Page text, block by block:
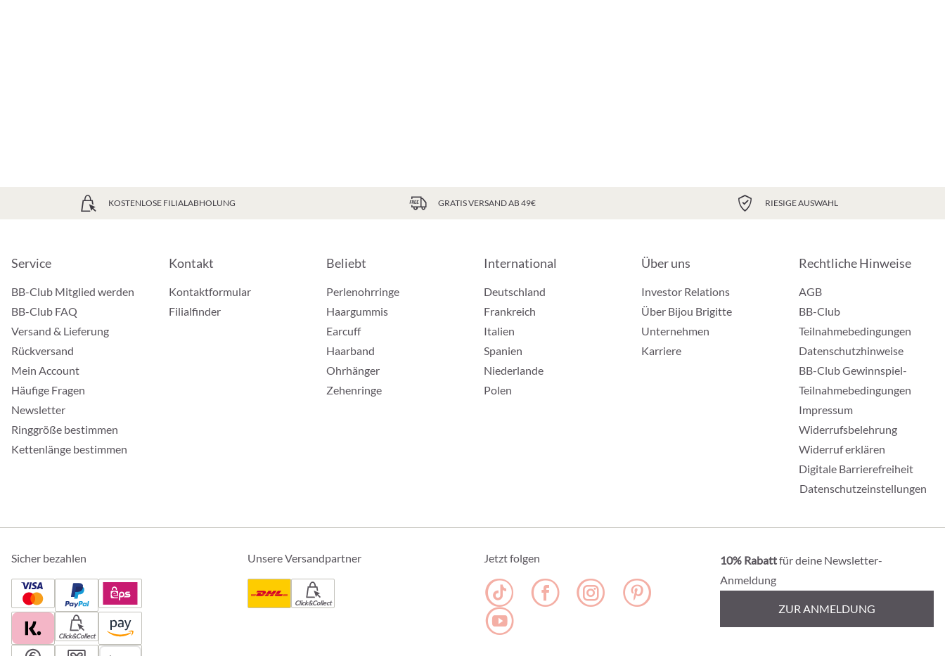
KOSTENLOSE FILIALABHOLUNG GRATIS VERSAND AB 49€ RIESIGE AUSWAHL
Service
BB-Club Mitglied werden
BB-Club FAQ
Versand & Lieferung
Rückversand
Mein Account
Häufige Fragen
Newsletter
Ringgröße bestimmen
Kettenlänge bestimmen
Kontakt
Kontaktformular
Filialfinder
Beliebt
Perlenohrringe
Haargummis
Earcuff
Haarband
Ohrhänger
Zehenringe
International
Deutschland
Frankreich
Italien
Spanien
Niederlande
Polen
Über uns
Investor Relations
Über Bijou Brigitte
Unternehmen
Karriere
Rechtliche Hinweise
AGB
BB-Club
Teilnahmebedingungen
Datenschutzhinweise
BB-Club Gewinnspiel-
Teilnahmebedingungen
Impressum
Widerrufsbelehrung
Widerruf erklären
Digitale Barrierefreiheit
Datenschutzeinstellungen
Sicher bezahlen
Click&Collect
Unsere Versandpartner
Click&Collect
Jetzt folgen 10% Rabattfür deine Newsletter-
Anmeldung
ZUR ANMELDUNG